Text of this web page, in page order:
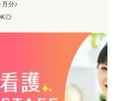
月分♪